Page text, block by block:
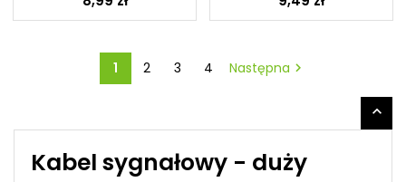
1 2 3 4 Następna 

Kabel sygnałowy - duży